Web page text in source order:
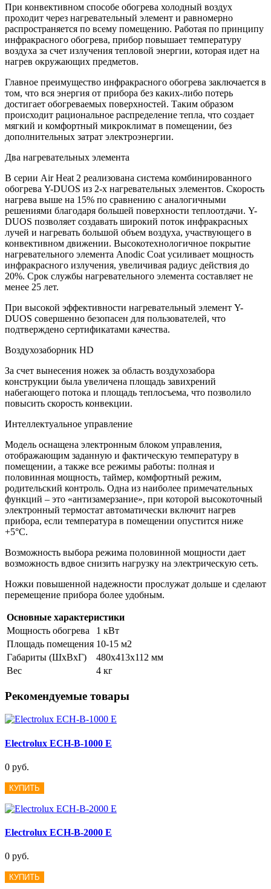
При конвективном способе обогрева холодный воздух
проходит через нагревательный элемент и равномерно
распространяется по всему помещению. Работая по принципу
инфракрасного обогрева, прибор повышает температуру
воздуха за счет излучения тепловой энергии, которая идет на
нагрев окружающих предметов.
Главное преимущество инфракрасного обогрева заключается в
том, что вся энергия от прибора без каких-либо потерь
достигает обогреваемых поверхностей. Таким образом
происходит рациональное распределение тепла, что создает
мягкий и комфортный микроклимат в помещении, без
дополнительных затрат электроэнергии.
Два нагревательных элемента
В серии Air Heat 2 реализована система комбинированного
обогрева Y-DUOS из 2-х нагревательных элементов. Скорость
нагрева выше на 15% по сравнению с аналогичными
решениями благодаря большей поверхности теплоотдачи. Y-
DUOS позволяет создавать широкий поток инфракрасных
лучей и нагревать большой объем воздуха, участвующего в
конвективном движении. Высокотехнологичное покрытие
нагревательного элемента Anodic Coat усиливает мощность
инфракрасного излучения, увеличивая радиус действия до
20%. Срок службы нагревательного элемента составляет не
менее 25 лет.
При высокой эффективности нагревательный элемент Y-
DUOS совершенно безопасен для пользователей, что
подтверждено сертификатами качества.
Воздухозаборник HD
За счет вынесения ножек за область воздухозабора
конструкции была увеличена площадь завихрений
набегающего потока и площадь теплосъема, что позволило
повысить скорость конвекции.
Интеллектуальное управление
Модель оснащена электронным блоком управления,
отображающим заданную и фактическую температуру в
помещении, а также все режимы работы: полная и
половинная мощность, таймер, комфортный режим,
родительский контроль. Одна из наиболее примечательных
функций – это «антизамерзание», при которой высокоточный
электронный термостат автоматически включит нагрев
прибора, если температура в помещении опустится ниже
+5°С.
Возможность выбора режима половинной мощности дает
возможность вдвое снизить нагрузку на электрическую сеть.
Ножки повышенной надежности прослужат дольше и сделают
перемещение прибора более удобным.
Основные характеристики
Мощность обогрева
1 кВт
Площадь помещения 10-15 м2
Габариты (ШxВxГ)
480х413х112 мм
Вес
4 кг
Рекомендуемые товары
Electrolux ECH-B-1000 E
0 руб.
КУПИТЬ
Electrolux ECH-B-2000 E
0 руб.
КУПИТЬ